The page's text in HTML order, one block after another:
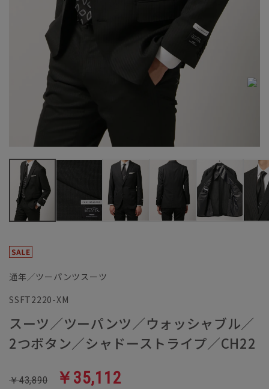
通年／ツーパンツスーツ
SSFT2220-XM
スーツ／ツーパンツ／ウォッシャブル／
2つボタン／シャドーストライプ／CH22
￥43,890 ￥35,112